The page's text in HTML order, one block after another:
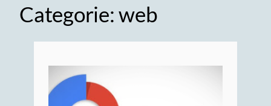
Categorie:web